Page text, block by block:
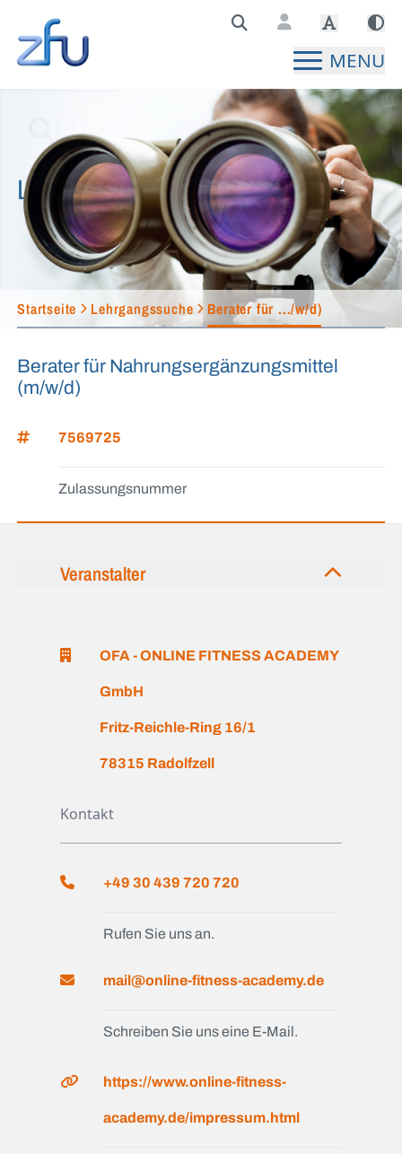
Zentralstelle für Fernunterricht Hauptseite
MENU
Lehrgangssuche
Startseite Lehrgangssuche Berater für .../w/d)
Berater für Nahrungsergänzungsmittel
(m/w/d)
7569725
Zulassungsnummer
Veranstalter
OFA - ONLINE FITNESS ACADEMY
GmbH
Fritz-Reichle-Ring 16/1
78315 Radolfzell
Kontakt
+49 30 439 720 720
Rufen Sie uns an.
mail@online-fitness-academy.de
Schreiben Sie uns eine E-Mail.
https://www.online-fitness-
academy.de/impressum.html